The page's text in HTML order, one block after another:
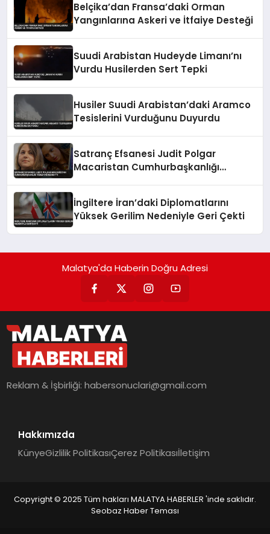
Belçika’dan Fransa’daki Orman
Yangınlarına Askeri ve İtfaiye Desteği
Suudi Arabistan Hudeyde Limanı’nı
Vurdu Husilerden Sert Tepki
Husiler Suudi Arabistan’daki Aramco
Tesislerini Vurduğunu Duyurdu
Satranç Efsanesi Judit Polgar
Macaristan Cumhurbaşkanlığı
İngiltere İran’daki Diplomatlarını
Yüksek Gerilim Nedeniyle Geri Çekti
Malatya'da Haberin Doğru Adresi
Reklam & İşbirliği:habersonuclari@gmail.com
Hakkımızda
KünyeGizlilik PolitikasıÇerez Politikasıİletişim
Copyright © 2025 Tüm hakları MALATYA HABERLER 'inde saklıdır.
Seobaz Haber Teması